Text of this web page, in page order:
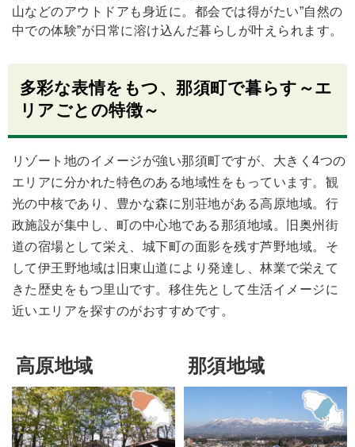
山などのアウトドアも身近に。都会では得がたい”自然の
中での体験”が日常に溶け込んだ暮らしが叶えられます。
多彩な表情をもつ、那須町で暮らす～エ
リアごとの特徴～
リゾート地のイメージが強い那須町ですが、大きく4つの
エリアに分かれた特色のある地域性をもっています。観
光の中核であり、豊かな森に別荘地がある高原地域。行
政施設が集中し、町の中心地である那須地域。旧奥州街
道の宿場として栄え、城下町の面影を残す芦野地域。そ
して伊王野地域は旧東山道により発達し、林業で栄えて
きた歴史をもつ里山です。移住先として生活イメージに
近いエリアを探すのがおすすめです。
高原地域 那須地域